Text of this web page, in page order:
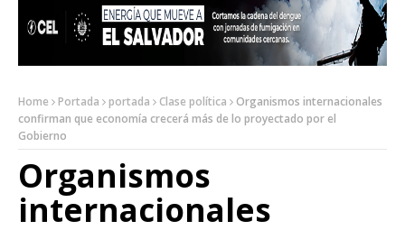
Home Portada portada Clase política
Organismos internacionales
confirman que economía crecerá más de lo proyectado por el
Gobierno
Organismos
internacionales